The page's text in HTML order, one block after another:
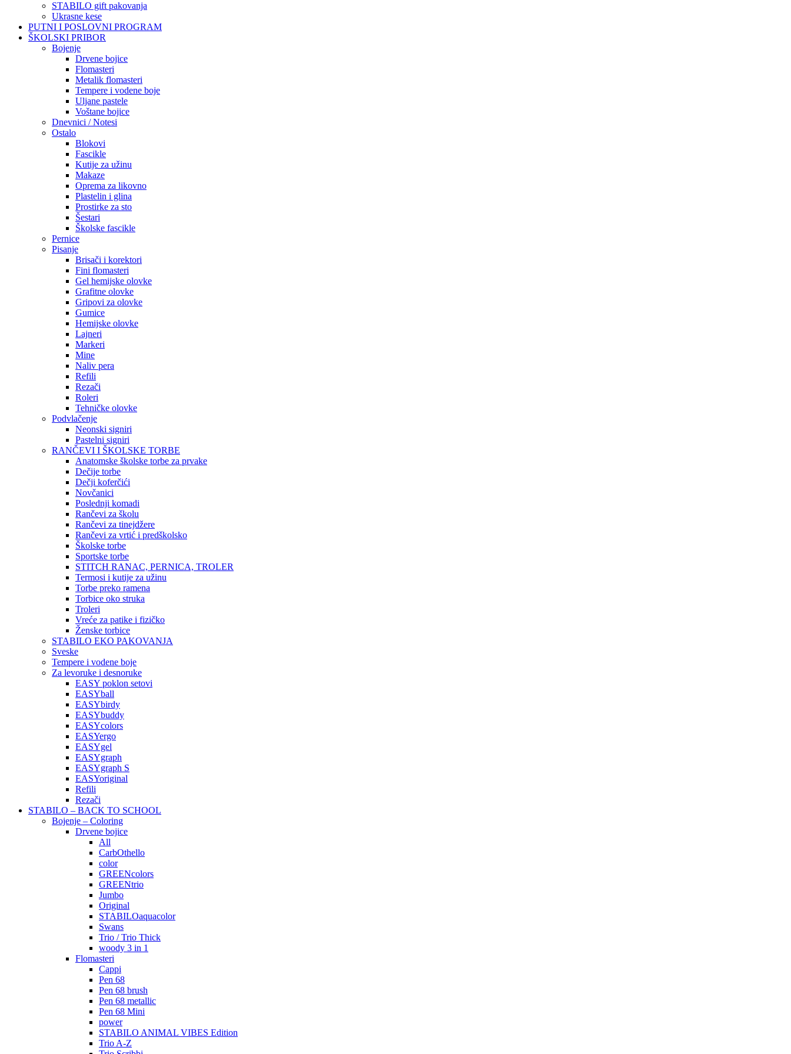
STABILO gift pakovanja
Ukrasne kese
PUTNI I POSLOVNI PROGRAM
ŠKOLSKI PRIBOR
Bojenje
Drvene bojice
Flomasteri
Metalik flomasteri
Tempere i vodene boje
Uljane pastele
Voštane bojice
Dnevnici / Notesi
Ostalo
Blokovi
Fascikle
Kutije za užinu
Makaze
Oprema za likovno
Plastelin i glina
Prostirke za sto
Šestari
Školske fascikle
Pernice
Pisanje
Brisači i korektori
Fini flomasteri
Gel hemijske olovke
Grafitne olovke
Gripovi za olovke
Gumice
Hemijske olovke
Lajneri
Markeri
Mine
Naliv pera
Refili
Rezači
Roleri
Tehničke olovke
Podvlačenje
Neonski signiri
Pastelni signiri
RANČEVI I ŠKOLSKE TORBE
Anatomske školske torbe za prvake
Dečije torbe
Dečji koferčići
Novčanici
Poslednji komadi
Rančevi za školu
Rančevi za tinejdžere
Rančevi za vrtić i predškolsko
Školske torbe
Sportske torbe
STITCH RANAC, PERNICA, TROLER
Termosi i kutije za užinu
Torbe preko ramena
Torbice oko struka
Troleri
Vreće za patike i fizičko
Ženske torbice
STABILO EKO PAKOVANJA
Sveske
Tempere i vodene boje
Za levoruke i desnoruke
EASY poklon setovi
EASYball
EASYbirdy
EASYbuddy
EASYcolors
EASYergo
EASYgel
EASYgraph
EASYgraph S
EASYoriginal
Refili
Rezači
STABILO – BACK TO SCHOOL
Bojenje – Coloring
Drvene bojice
All
CarbOthello
color
GREENcolors
GREENtrio
Jumbo
Original
STABILOaquacolor
Swans
Trio / Trio Thick
woody 3 in 1
Flomasteri
Cappi
Pen 68
Pen 68 brush
Pen 68 metallic
Pen 68 Mini
power
STABILO ANIMAL VIBES Edition
Trio A-Z